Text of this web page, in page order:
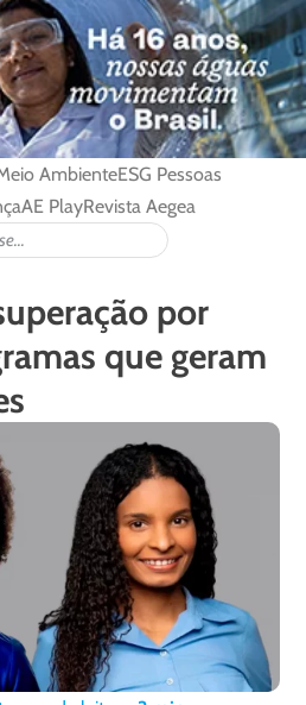
AmbienteESG Pessoas
AE PlayRevista Aegea
por
que geram